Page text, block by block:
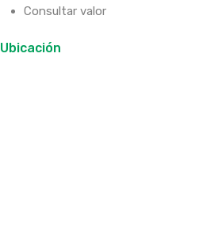
Consultar valor
Ubicación